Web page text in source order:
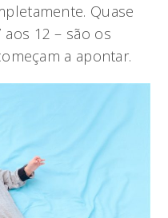
Quase
12 – são os
a apontar.